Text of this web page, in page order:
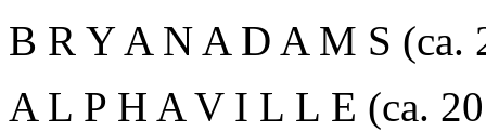
B R Y A N A D A M S (ca.
A L P H A V I L L E (ca.